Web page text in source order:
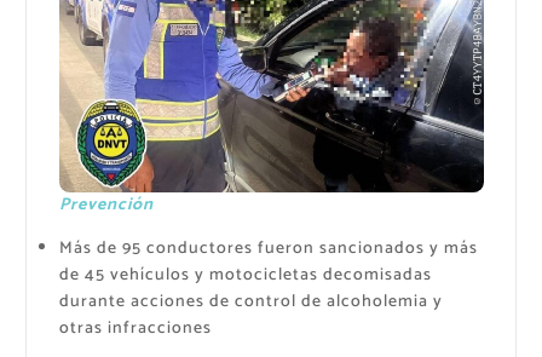
Prevención
Más de 95 conductores fueron sancionados y más
de 45 vehículos y motocicletas decomisadas
durante acciones de control de alcoholemia y
otras infracciones